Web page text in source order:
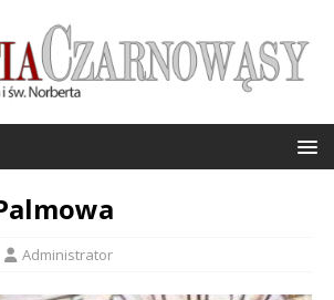
Administrator